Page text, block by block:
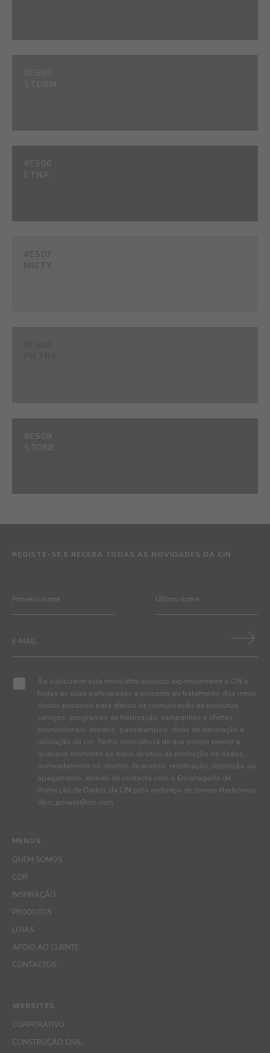
#ES06
ETNA
#ES07
MISTY
#ES09
STONE
MENUS
QUEM SOMOS
COR
INSPIRAÇÃO
PRODUTOS
LOJAS
APOIO AO CLIENTE
CONTACTOS
REGISTE-SE E RECEBA TODAS AS NOVIDADES DA CIN
Ao subscrever esta newsletter autorizo expressamente a CIN e
todas as suas participadas a proceder ao tratamento dos meus
dados pessoais para efeitos de comunicação de produtos,
serviços, programas de fidelização, campanhas e ofertas
promocionais, eventos, passatempos, dicas de decoração e
utilização da cor. Tenho consciência de que posso exercer a
qualquer momento os meus direitos de protecção de dados,
nomeadamente os direitos de acesso, rectificação, oposição ou
apagamento, através de contacto com o Encarregado de
Protecção de Dados da CIN pelo endereço de correio electrónico
dpo_privacy@cin.com
WEBSITES
CORPORATIVO
CONSTRUÇÃO CIVIL